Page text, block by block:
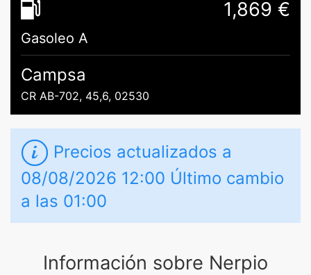
1,869 €
Gasoleo A
Campsa
CR AB-702, 45,6, 02530
Precios actualizados a
08/08/2026 12:00 Último cambio
a las 01:00
Información sobre Nerpio